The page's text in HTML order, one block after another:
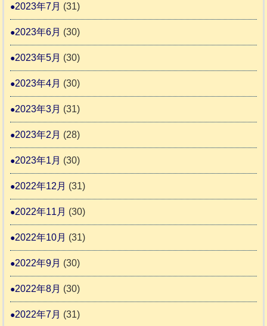
2023年7月 (31)
2023年6月 (30)
2023年5月 (30)
2023年4月 (30)
2023年3月 (31)
2023年2月 (28)
2023年1月 (30)
2022年12月 (31)
2022年11月 (30)
2022年10月 (31)
2022年9月 (30)
2022年8月 (30)
2022年7月 (31)